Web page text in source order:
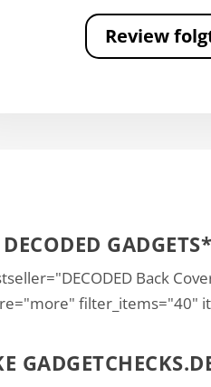
Review
GADGETS*
Back
filter_items="40"